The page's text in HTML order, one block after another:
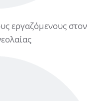
εργαζόμενους στον